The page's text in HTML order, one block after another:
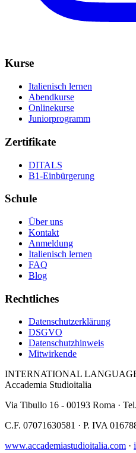
Kurse
Italienisch lernen
Abendkurse
Onlinekurse
Juniorprogramm
Zertifikate
DITALS
B1-Einbürgerung
Schule
Über uns
Kontakt
Anmeldung
Italienisch lernen
FAQ
Blog
Rechtliches
Datenschutzerklärung
DSGVO
Datenschutzhinweis
Mitwirkende
INTERNATIONAL
Accademia Studioitalia
Via Tibullo 16 - 00193 Roma · Tel.
C.F. 07071630581 · P. IVA
www.accademiastudioitalia.com ·